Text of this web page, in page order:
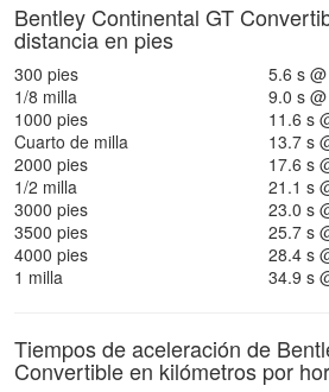
Bentley Continental GT
distancia en pies
300 pies
5.6 s
1/8 milla
9.0 s
1000 pies
11.6 s
Cuarto de milla
13.7 s
2000 pies
17.6 s
1/2 milla
21.1 s
3000 pies
23.0 s
3500 pies
25.7 s
4000 pies
28.4 s
1 milla
34.9 s
Tiempos de aceleración de
Convertible en kilómetros por